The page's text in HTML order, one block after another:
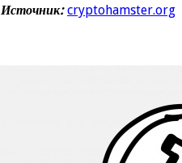
Источник: cryptohamster.org